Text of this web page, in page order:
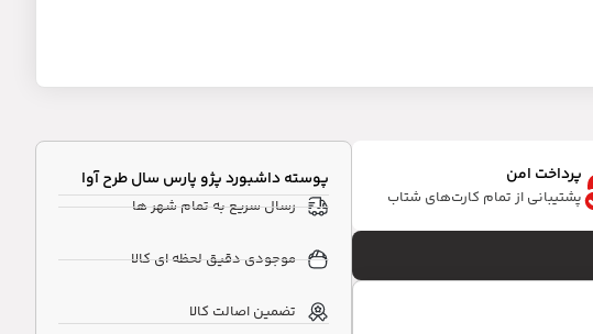
پرداخت امن
پشتیبانی از تمام کارت‌های شتاب
پوسته داشبورد پژو پارس سال طرح آوا
رسال سریع به تمام شهر ها
موجودی دقیق لحظه ای کالا
تضمین اصالت کالا